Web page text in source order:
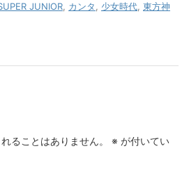
JUNIOR カンタ 少女時代 東方神
ることはありません。 ※ が付いてい